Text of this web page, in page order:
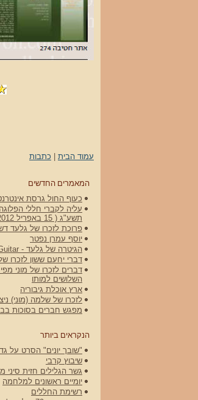
עמוד הבית כתבות
המאמרים החדשים
כעוף החול גרסת אינטרנט
עליה לקברי חללי
תשע"ג ( 15 באפריל 2012)
פרוכת לזכרו של גלעד
יוסף עמרן נפטר
הגיטרה של גלעד - Gilad's Guitar
דברי יחעם ששון לזכרו
דברים לזכרו של מוני
השלושים למותו
ארץ אוכלת גיבוריה
לזכרו של שלמה (מוני) ניצני, מג"ד 79
מפגש חברים בסוכות
הנקראים ביותר
"שובך יונים" הסרט על גדוד 9 במלחמת יום
שיבוץ קרבי
גשר הגלילים חזית סיני
יומיים ראשונים למלחמה
רשימת החללים